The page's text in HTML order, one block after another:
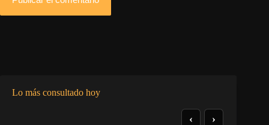
Lo más consultado hoy
‹ ›